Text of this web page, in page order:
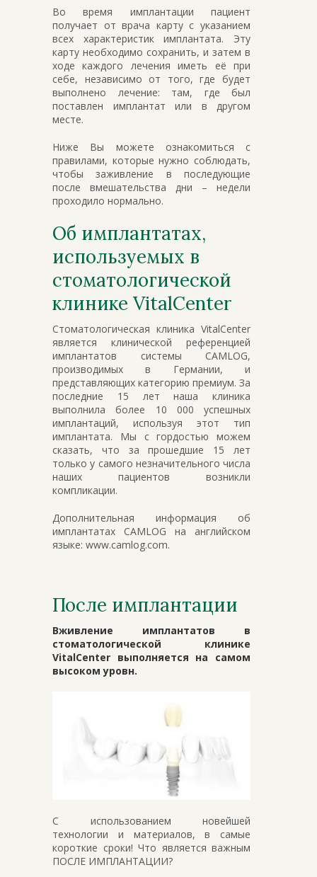
Во время имплантации пациент
получает от врача карту с указанием
всех характеристик имплантата. Эту
карту необходимо сохранить, и затем в
ходе каждого лечения иметь её при
себе, независимо от того, где будет
выполнено лечение: там, где был
поставлен имплантат или в другом
месте.
Ниже Вы можете ознакомиться с
правилами, которые нужно соблюдать,
чтобы заживление в последующие
после вмешательства дни – недели
проходило нормально.
Об имплантатах,
используемых в
стоматологической
клинике VitalCenter
Стоматологическая клиника VitalCenter
является клинической референцией
имплантатов системы CAMLOG,
производимых в Германии, и
представляющих категорию премиум. За
последние 15 лет наша клиника
выполнила более 10 000 успешных
имплантаций, используя этот тип
имплантата. Мы с гордостью можем
сказать, что за прошедшие 15 лет
только у самого незначительного числа
наших пациентов возникли
компликации.
Дополнительная информация об
имплантатах CAMLOG на английском
языке: www.camlog.com.
После имплантации
Вживление имплантатов в
стоматологической клинике
VitalCenter выполняется на самом
высоком уровн.
C использованием новейшей
технологии и материалов, в самые
короткие сроки! Что является важным
ПОСЛЕ ИМПЛАНТАЦИИ?